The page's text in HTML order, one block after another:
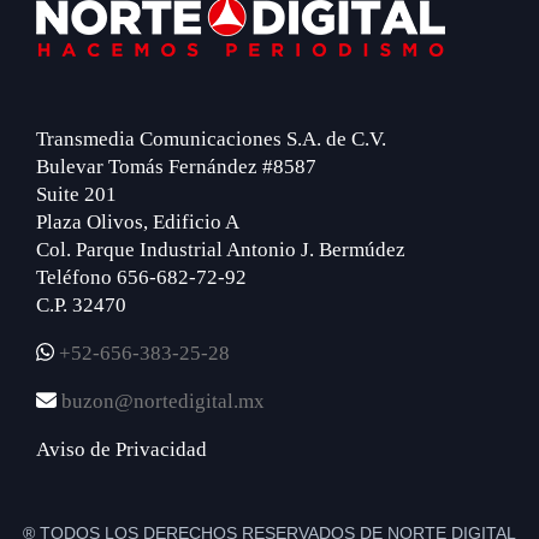
Footer
Transmedia Comunicaciones S.A. de C.V.
Bulevar Tomás Fernández #8587
Suite 201
Plaza Olivos, Edificio A
Col. Parque Industrial Antonio J. Bermúdez
Teléfono 656-682-72-92
C.P. 32470
+52-656-383-25-28
buzon@nortedigital.mx
Aviso de Privacidad
® TODOS LOS DERECHOS RESERVADOS DE NORTE DIGITAL